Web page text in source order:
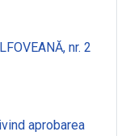
nr. 2
aprobarea